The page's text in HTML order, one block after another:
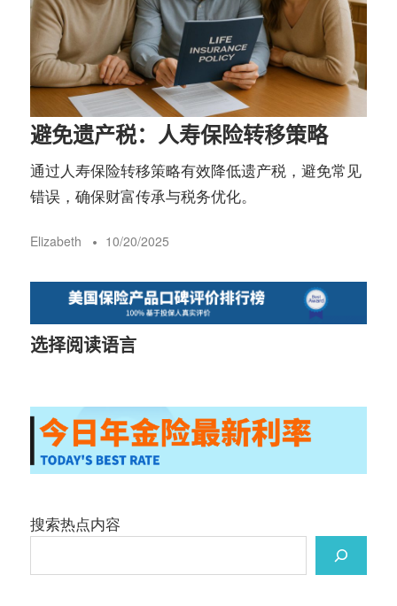
指
南
©️
社
区
避免遗产税：人寿保险转移策略
通过人寿保险转移策略有效降低遗产税，避免常见
错误，确保财富传承与税务优化。
Elizabeth 10/20/2025
选择阅读语言
搜索热点内容